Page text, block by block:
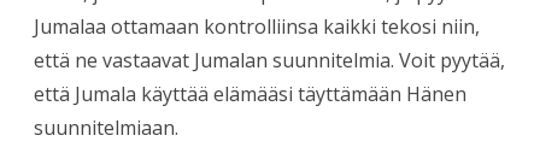
Jumalaa ottamaan kontrolliinsa kaikki tekosi niin,
että ne vastaavat Jumalan suunnitelmia. Voit pyytää,
että Jumala käyttää elämääsi täyttämään Hänen
suunnitelmiaan.